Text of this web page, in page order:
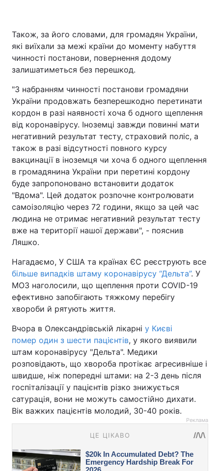
Також, за його словами, для громадян України,
які виїхали за межі країни до моменту набуття
чинності постанови, повернення додому
залишатиметься без перешкод.
"З набранням чинності постанови громадяни
України продовжать безперешкодно перетинати
кордон в разі наявності хоча б одного щеплення
від коронавірусу. Іноземці завжди повинні мати
негативний результат тесту, страховий поліс, а
також в разі відсутності повного курсу
вакцинації в іноземця чи хоча б одного щеплення
в громадянина України при перетині кордону
буде запропоновано встановити додаток
"Вдома". Цей додаток розпочне контролювати
самоізоляцію через 72 години, якщо за цей час
людина не отримає негативний результат тесту
вже на території нашої держави", - пояснив
Ляшко.
Нагадаємо, У США та країнах ЄС реєструють все
більше випадків штаму коронавірусу “Дельта”. У
МОЗ наголосили, що щеплення проти COVID-19
ефективно запобігають тяжкому перебігу
хвороби й рятують життя.
Вчора в Олександрівській лікарні у Києві
помер один з шести пацієнтів, у якого виявили
штам коронавірусу "Дельта". Медики
розповідають, що хвороба протікає агресивніше і
швидше, ніж попередні штами: на 2-3 день після
госпіталізації у пацієнтів різко знижується
сатурація, вони не можуть самостійно дихати.
Вік важких пацієнтів молодий, 30-40 років.
Реклама